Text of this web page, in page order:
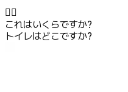
💁‍♀️
これはいくらですか?
トイレはどこですか?